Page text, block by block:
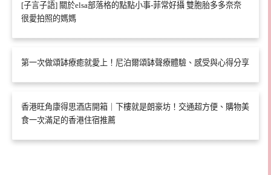
[子言子語] 關於elsa部落格的點點小事-菲常好攝 雙胞胎多多奈奈
很愛拍照的媽媽
第一次做頌缽療癒就愛上！尼泊爾頌缽聲療體驗、感受與心得分享
香港旺角康得思酒店開箱｜下樓就是朗豪坊！交通超方便、購物美
食一次滿足的香港住宿推薦